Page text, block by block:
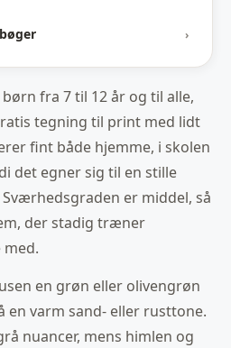
›
fra 7 til 12 år og til alle,
tegning til print med lidt
fint både hjemme, i skolen
det egner sig til en stille
er middel, så
der stadig træner
en grøn eller olivengrøn
en varm sand- eller rusttone.
nuancer, mens himlen og